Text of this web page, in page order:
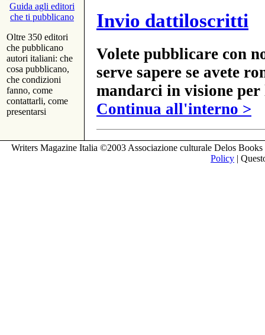
Guida agli editori
che ti pubblicano
Oltre 350 editori
che pubblicano
autori italiani: che
cosa pubblicano,
che condizioni
fanno, come
contattarli, come
presentarsi
Invio dattiloscritti
Volete pubblicare con
serve sapere se avete
mandarci in visione
Continua all'interno >
Writers Magazine Italia ©2003 Associazione culturale Delos
Policy |